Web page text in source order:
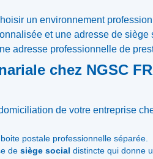
un environnement
et une adresse de
adresse professionnelle de
chez NGSC
de votre entreprise
postale professionnelle séparée.
de siège social distincte qui donne